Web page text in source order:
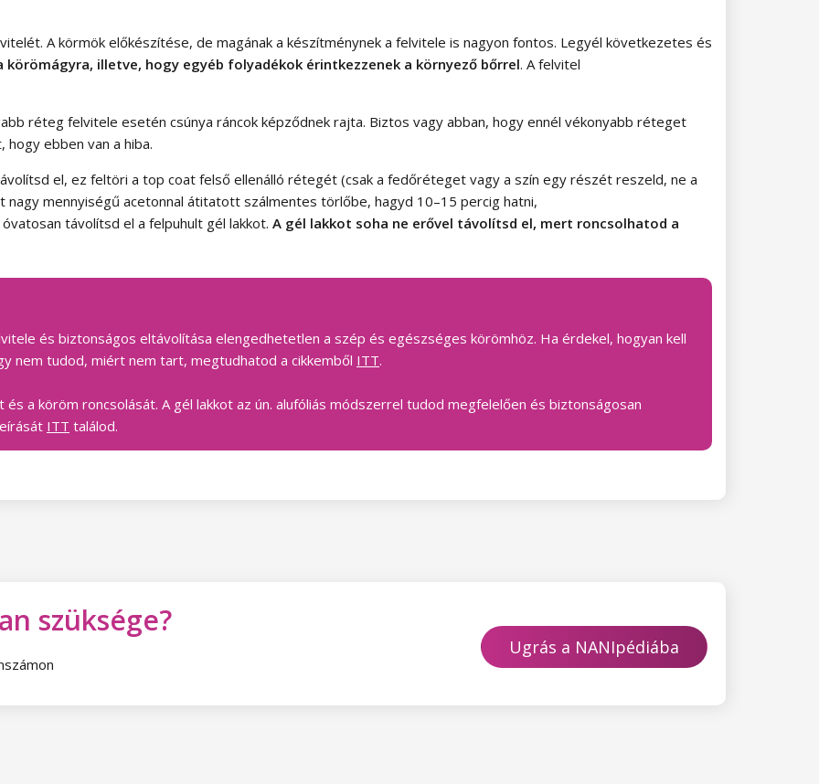
A körmök előkészítése, de magának a készítménynek a felvitele is nagyon fontos. Legyél következetes és
illetve, hogy egyéb folyadékok érintkezzenek a környező bőrrel. A felvitel
réteg felvitele esetén csúnya ráncok képződnek rajta. Biztos vagy abban, hogy ennél vékonyabb réteget
hogy ebben van a hiba.
el, ez feltöri a top coat felső ellenálló rétegét (csak a fedőréteget vagy a szín egy részét reszeld, ne a
mennyiségű acetonnal átitatott szálmentes törlőbe, hagyd 10–15 percig hatni,
távolítsd el a felpuhult gél lakkot. A gél lakkot soha ne erővel távolítsd el, mert roncsolhatod a
és biztonságos eltávolítása elengedhetetlen a szép és egészséges körömhöz. Ha érdekel, hogyan kell
nem tudod, miért nem tart, megtudhatod a cikkemből ITT.
és a köröm roncsolását. A gél lakkot az ún. alufóliás módszerrel tudod megfelelően és biztonságosan
ITT találod.
szüksége?
Ugrás a NANIpédiába